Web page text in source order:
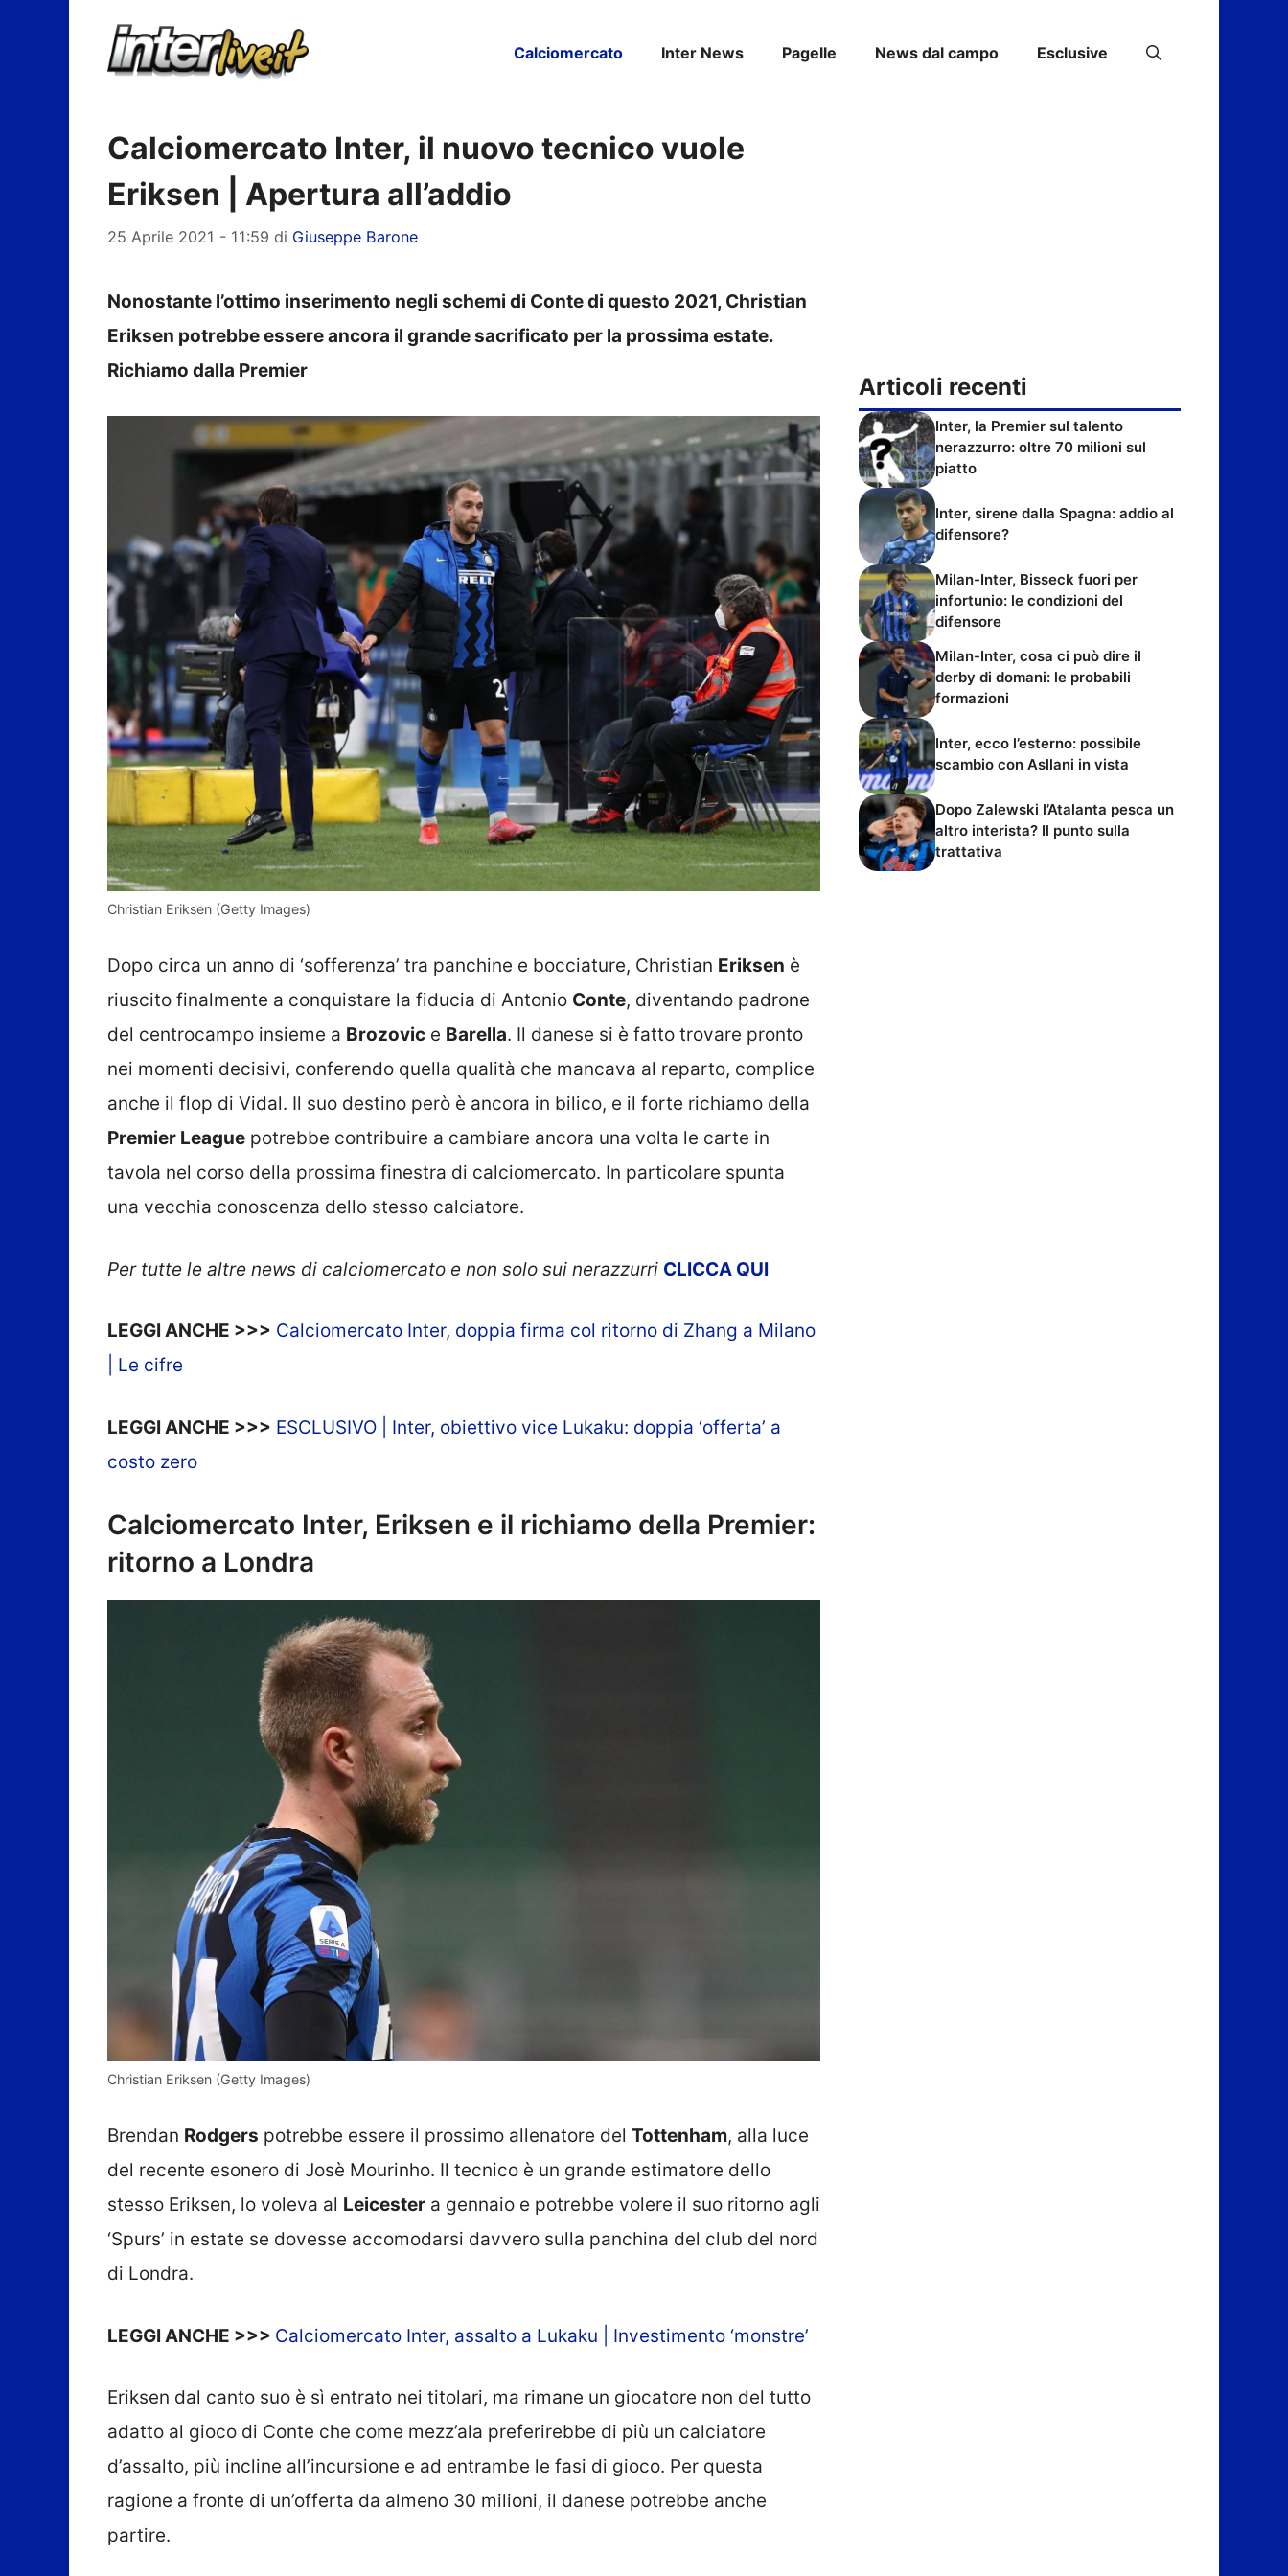
Calciomercato Inter News Pagelle News dal campo Esclusive
Calciomercato Inter, il nuovo tecnico vuole
Eriksen | Apertura all’addio
25 Aprile 2021 - 11:59 di Giuseppe Barone
Nonostante l’ottimo inserimento negli schemi di Conte di questo 2021, Christian
Eriksen potrebbe essere ancora il grande sacrificato per la prossima estate.
Richiamo dalla Premier
Christian Eriksen (Getty Images)
Dopo circa un anno di ‘sofferenza’ tra panchine e bocciature, Christian Eriksen è
riuscito finalmente a conquistare la fiducia di Antonio Conte, diventando padrone
del centrocampo insieme a Brozovic e Barella. Il danese si è fatto trovare pronto
nei momenti decisivi, conferendo quella qualità che mancava al reparto, complice
anche il flop di Vidal. Il suo destino però è ancora in bilico, e il forte richiamo della
Premier League potrebbe contribuire a cambiare ancora una volta le carte in
tavola nel corso della prossima finestra di calciomercato. In particolare spunta
una vecchia conoscenza dello stesso calciatore.
Per tutte le altre news di calciomercato e non solo sui nerazzurri CLICCA QUI
LEGGI ANCHE >>> Calciomercato Inter, doppia firma col ritorno di Zhang a Milano
| Le cifre
LEGGI ANCHE >>> ESCLUSIVO | Inter, obiettivo vice Lukaku: doppia ‘offerta’ a
costo zero
Calciomercato Inter, Eriksen e il richiamo della Premier:
ritorno a Londra
Christian Eriksen (Getty Images)
Brendan Rodgers potrebbe essere il prossimo allenatore del Tottenham, alla luce
del recente esonero di Josè Mourinho. Il tecnico è un grande estimatore dello
stesso Eriksen, lo voleva al Leicester a gennaio e potrebbe volere il suo ritorno agli
‘Spurs’ in estate se dovesse accomodarsi davvero sulla panchina del club del nord
di Londra.
LEGGI ANCHE >>> Calciomercato Inter, assalto a Lukaku | Investimento ‘monstre’
Eriksen dal canto suo è sì entrato nei titolari, ma rimane un giocatore non del tutto
adatto al gioco di Conte che come mezz’ala preferirebbe di più un calciatore
d’assalto, più incline all’incursione e ad entrambe le fasi di gioco. Per questa
ragione a fronte di un’offerta da almeno 30 milioni, il danese potrebbe anche
partire.
Articoli recenti
Inter, la Premier sul talento
nerazzurro: oltre 70 milioni sul
piatto
Inter, sirene dalla Spagna: addio al
difensore?
Milan-Inter, Bisseck fuori per
infortunio: le condizioni del
difensore
Milan-Inter, cosa ci può dire il
derby di domani: le probabili
formazioni
Inter, ecco l’esterno: possibile
scambio con Asllani in vista
Dopo Zalewski l’Atalanta pesca un
altro interista? Il punto sulla
trattativa